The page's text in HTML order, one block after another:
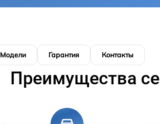
Модели Гарантия Контакты
Преимущества